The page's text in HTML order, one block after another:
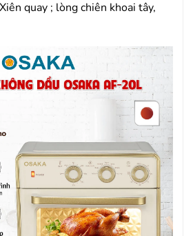
quay ; lòng chiên khoai tây,